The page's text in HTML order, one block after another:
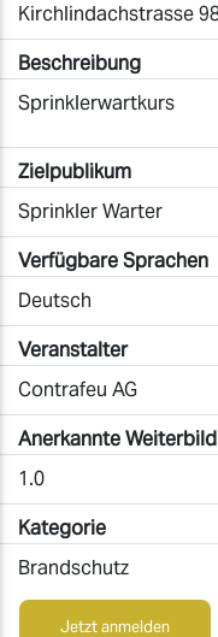
Kirchlindachstrasse
Beschreibung
Sprinklerwartkurs
Zielpublikum
Sprinkler Warter
Verfügbare Sprachen
Deutsch
Veranstalter
Contrafeu AG
Anerkannte
1.0
Kategorie
Brandschutz
Jetzt anmelden